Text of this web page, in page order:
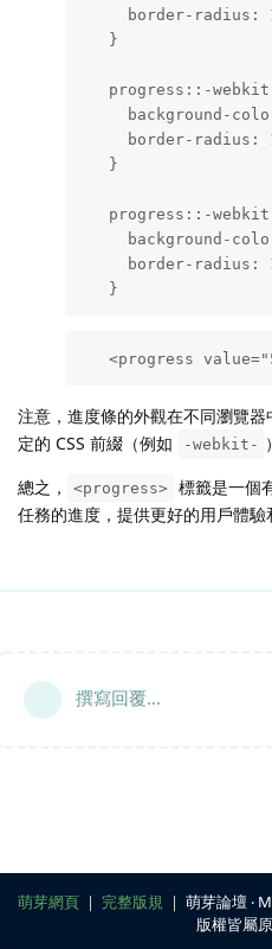
border-radius:
   }
progress::-
background-
border-radius:
   }
progress::-
background-
border-radius:
   }
<progress
注意，進度條的外觀在不同瀏覽
定的 CSS 前綴（例如
-webkit-
總之，
<progress>
標籤是一個
任務的進度，提供更好的用戶體驗
撰寫回覆...
萌芽網頁｜ 完整版規 ｜ 萌芽論壇 ‧
版權皆屬